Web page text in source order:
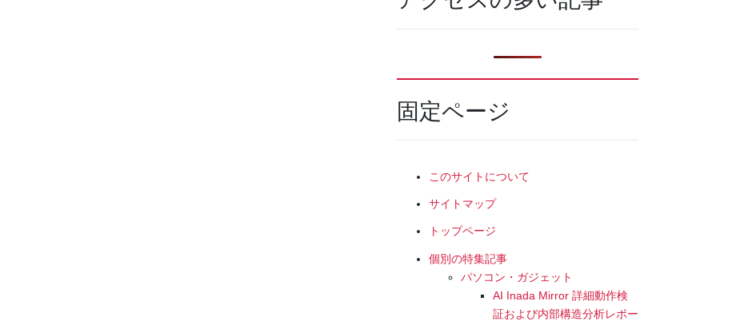
固定ページ
このサイトについて
サイトマップ
トップページ
個別の特集記事
パソコン・ガジェット
AI Inada Mirror 詳細動作検
証および内部構造分析レポー